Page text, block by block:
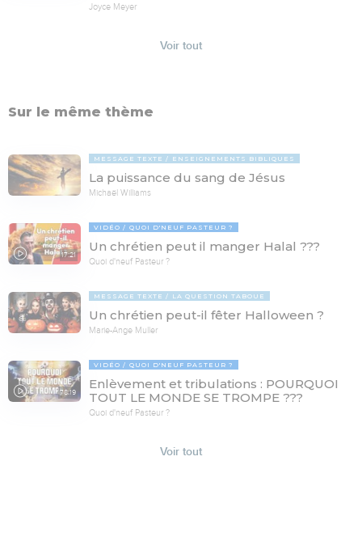
Joyce Meyer
Voir tout
Sur le même thème
MESSAGE TEXTE ENSEIGNEMENTS BIBLIQUES
La puissance du sang de Jésus
Michaël Williams
17:21
VIDÉO QUOI D'NEUF PASTEUR ?
Un chrétien peut il manger Halal ???
Quoi d'neuf Pasteur ?
MESSAGE TEXTE LA QUESTION TABOUE
Un chrétien peut-il fêter Halloween ?
Marie-Ange Muller
78:19
VIDÉO QUOI D'NEUF PASTEUR ?
Enlèvement et tribulations : POURQUOI
TOUT LE MONDE SE TROMPE ???
Quoi d'neuf Pasteur ?
Voir tout